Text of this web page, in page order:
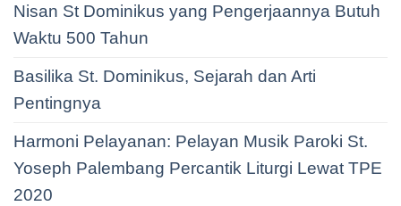
Nisan St Dominikus yang Pengerjaannya Butuh
Waktu 500 Tahun
Basilika St. Dominikus, Sejarah dan Arti
Pentingnya
Harmoni Pelayanan: Pelayan Musik Paroki St.
Yoseph Palembang Percantik Liturgi Lewat TPE
2020